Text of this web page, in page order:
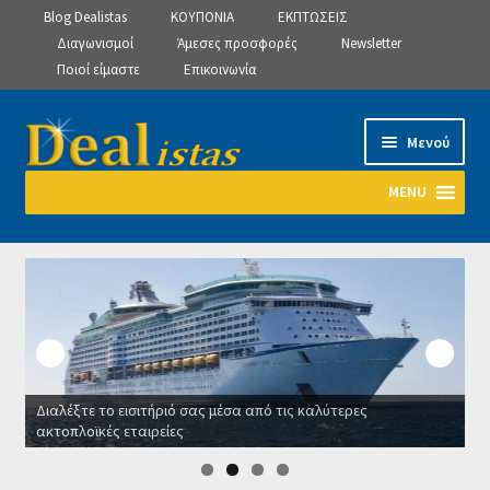
Blog Dealistas ΚΟΥΠΟΝΙΑ
ΕΚΠΤΩΣΕΙΣ
Διαγωνισμοί
Άμεσες προσφορές
Newsletter
Ποιοί είμαστε
Επικοινωνία
Απευθείας
μετάβαση
πλοήγηση
Μετάβαση
σε
Μενού
MENU
Αρχική
Manage Subscriptions
Manage Subscriptions
Manage Subscriptions
Διαλέξτε το εισιτήριό σας μέσα από τις καλύτερες
ακτοπλοϊκές εταιρείες